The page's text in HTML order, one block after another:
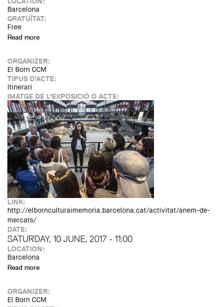
Barcelona
GRATUÏTAT:
Free
Read more
ORGANIZER:
El Born CCM
TIPUS D'ACTE:
Itinerari
IMATGE DE L'EXPOSICIÓ O ACTE:
LINK:
http://elbornculturaimemoria.barcelona.cat/activitat/anem-de-
mercats/
DATE:
SATURDAY, 10 JUNE, 2017 - 11:00
LOCATION:
Barcelona
Read more
ORGANIZER:
El Born CCM